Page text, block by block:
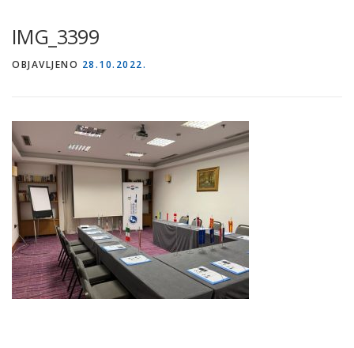
IMG_3399
OBJAVLJENO 28.10.2022.